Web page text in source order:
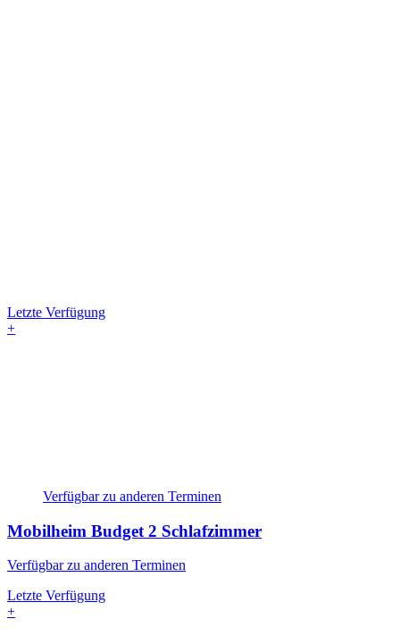
Letzte Verfügung
+
Verfügbar zu anderen Terminen
Mobilheim Budget 2 Schlafzimmer
Verfügbar zu anderen Terminen
Letzte Verfügung
+